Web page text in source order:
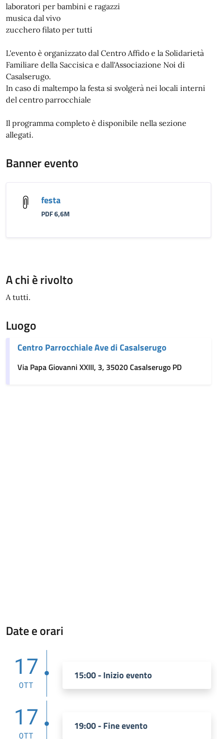
laboratori per bambini e ragazzi
musica dal vivo
zucchero filato per tutti
L'evento è organizzato dal Centro Affido e la Solidarietà
Familiare della Saccisica e dall'Associazione Noi di
Casalserugo.
In caso di maltempo la festa si svolgerà nei locali interni
del centro parrocchiale
Il programma completo è disponibile nella sezione
allegati.
Banner evento
festa
PDF 6,6M
A chi è rivolto
A tutti.
Luogo
Centro Parrocchiale Ave di Casalserugo
Via Papa Giovanni XXIII, 3, 35020 Casalserugo PD
Date e orari
17
OTT
15:00 - Inizio evento
17
OTT
19:00 - Fine evento